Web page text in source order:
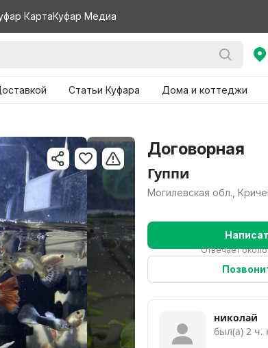
КартаКуфар Медиа
Статьи Куфара Дома и коттеджи
Нужно
Договорная
Гуппи
Могилевская обл.,
Отвечает
николай
был(а) 2 ч.